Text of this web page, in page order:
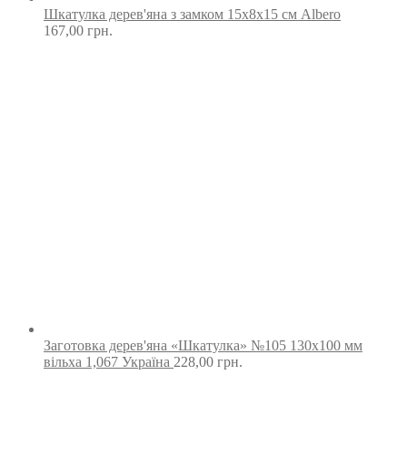
Шкатулка дерев'яна з замком 15х8х15 см Albero
167,00 грн.
Заготовка дерев'яна «Шкатулка» №105 130х100 мм
вільха 1,067 Україна 228,00 грн.